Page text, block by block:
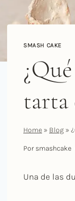
SMASH CAKE
tarta
Home » Blog »
Por smashcake
Una de las